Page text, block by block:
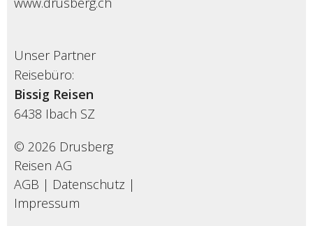
Unser Partner
Reisebüro:
Bissig Reisen
6438 Ibach SZ
© 2026 Drusberg
Reisen AG
AGB | Datenschutz |
Impressum